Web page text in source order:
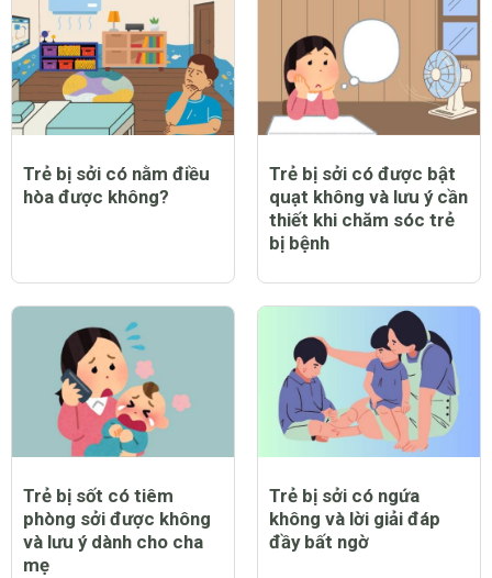
Trẻ bị sởi có nằm điều
hòa được không?
Trẻ bị sởi có được bật
quạt không và lưu ý cần
thiết khi chăm sóc trẻ
bị bệnh
Trẻ bị sốt có tiêm
phòng sởi được không
và lưu ý dành cho cha
mẹ
Trẻ bị sởi có ngứa
không và lời giải đáp
đầy bất ngờ